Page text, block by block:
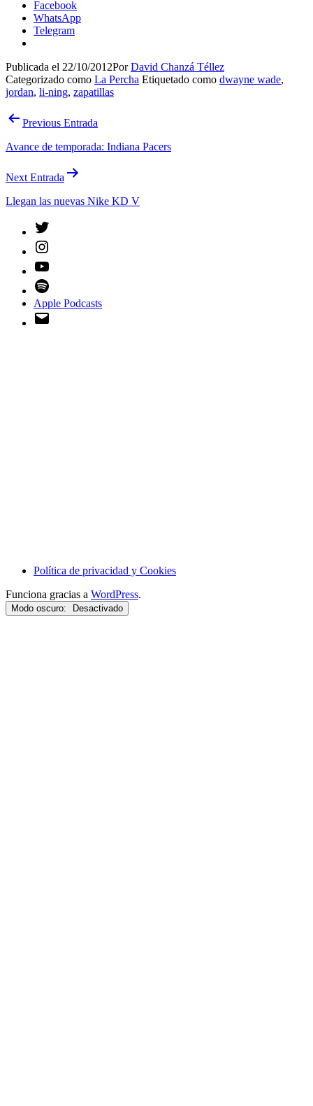
Facebook
WhatsApp
Telegram
Publicada el 22/10/2012PorDavid Chanzá Téllez
Categorizado como La Percha Etiquetado como dwayne wade,
jordan, li-ning, zapatillas
Navegación
entradas
Previous Entrada
Avance de temporada: Indiana Pacers
Next Entrada
Llegan las nuevas Nike KD V
Apple Podcasts
Política de privacidad y Cookies
Funciona gracias a WordPress.
Modo oscuro: